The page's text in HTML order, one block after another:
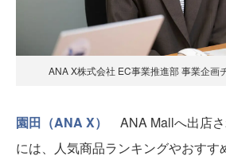
ANA X株式会社 EC事業推進部 事業企画
園田（ANA X）
ANA Mallへ出店
には、人気商品ランキングやおすす